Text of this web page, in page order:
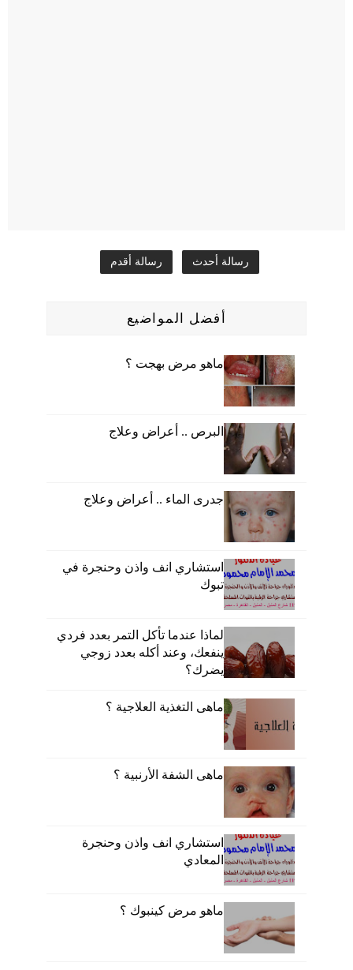
رسالة أحدث رسالة أقدم
أفضل المواضيع
ماهو مرض بهجت ؟
البرص .. أعراض وعلاج
جدرى الماء .. أعراض وعلاج
استشاري انف واذن وحنجرة في
تبوك
لماذا عندما تأكل التمر بعدد فردي
ينفعك، وعند أكله بعدد زوجي
يضرك؟
ماهى التغذية العلاجية ؟
ماهى الشفة الأرنبية ؟
استشاري انف واذن وحنجرة
المعادي
ماهو مرض كينبوك ؟